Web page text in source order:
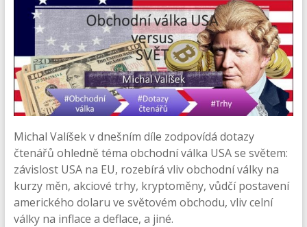
Michal Valíšek v dnešním díle zodpovídá dotazy
čtenářů ohledně téma obchodní válka USA se světem:
závislost USA na EU, rozebírá vliv obchodní války na
kurzy měn, akciové trhy, kryptoměny, vůdčí postavení
amerického dolaru ve světovém obchodu, vliv celní
války na inflace a deflace, a jiné.